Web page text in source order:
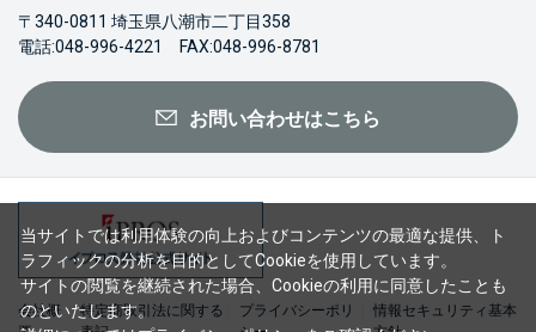
〒340-0811 埼玉県八潮市二丁目358
電話:048-996-4221 FAX:048-996-8781
お問い合わせはこちら
会社概
特定商取引法に関する
プライバシーポリ
情報セキュリティ基本
当サイトでは利用体験の向上およびコンテンツの最適な提供、ト
ラフィックの分析を目的としてCookieを使用しています。
サイトの閲覧を継続された場合、Cookieの利用に同意したことも
のといたします。